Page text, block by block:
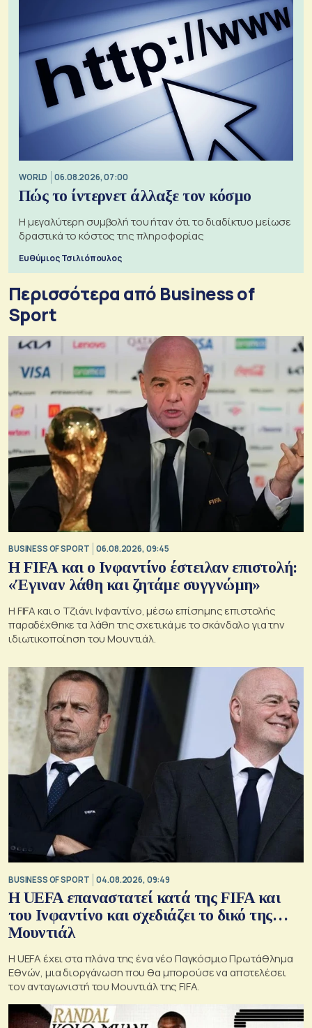
WORLD 06.08.2026, 07:00
Πώς το ίντερνετ άλλαξε τον κόσμο
Η μεγαλύτερη συμβολή του ήταν ότι το διαδίκτυο μείωσε
δραστικά το κόστος της πληροφορίας
Ευθύμιος Τσιλιόπουλος
Περισσότερα από Business of
Sport
BUSINESS OF SPORT 06.08.2026, 09:45
Η FIFA και ο Ινφαντίνο έστειλαν επιστολή:
«Έγιναν λάθη και ζητάμε συγγνώμη»
Η FIFA και ο Τζιάνι Ινφαντίνο, μέσω επίσημης επιστολής
παραδέχθηκε τα λάθη της σχετικά με το σκάνδαλο για την
ιδιωτικοποίηση του Μουντιάλ.
BUSINESS OF SPORT 04.08.2026, 09:49
Η UEFA επαναστατεί κατά της FIFA και
του Ινφαντίνο και σχεδιάζει το δικό της…
Μουντιάλ
Η UEFA έχει στα πλάνα της ένα νέο Παγκόσμιο Πρωτάθλημα
Εθνών, μια διοργάνωση που θα μπορούσε να αποτελέσει
τον ανταγωνιστή του Μουντιάλ της FIFA.